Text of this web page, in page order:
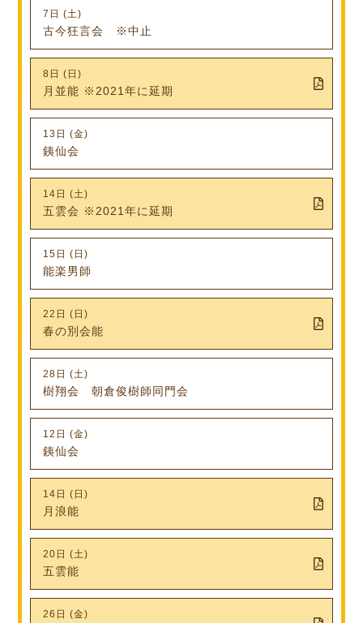
7日 (土)
古今狂言会 ※中止
8日 (日)
月並能 ※2021年に延期
13日 (金)
銕仙会
14日 (土)
五雲会 ※2021年に延期
15日 (日)
能楽男師
22日 (日)
春の別会能
28日 (土)
樹翔会 朝倉俊樹師同門会
12日 (金)
銕仙会
14日 (日)
月浪能
20日 (土)
五雲能
26日 (金)